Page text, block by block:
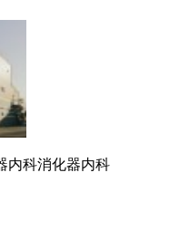
内科消化器内科